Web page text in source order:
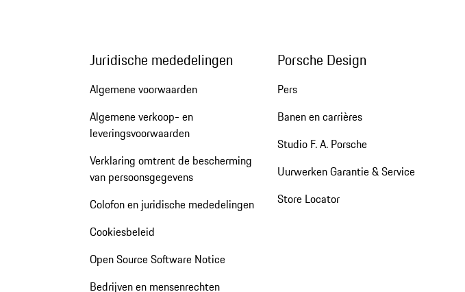
Juridische mededelingen
Algemene voorwaarden
Algemene verkoop- en
leveringsvoorwaarden
Verklaring omtrent de bescherming
van persoonsgegevens
Colofon en juridische mededelingen
Cookiesbeleid
Open Source Software Notice
Bedrijven en mensenrechten
Porsche Design
Pers
Banen en carrières
Studio F. A. Porsche
Uurwerken Garantie & Service
Store Locator